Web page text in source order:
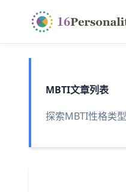
MBTI文章列表
探索MBTI性格类